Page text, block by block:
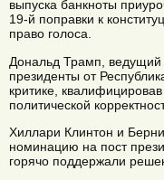
выпуска банкноты
19-й поправки к
право голоса.
Дональд Трамп,
президенты от
критике,
политической
Хиллари Клинтон и
номинацию на пост
горячо поддержали